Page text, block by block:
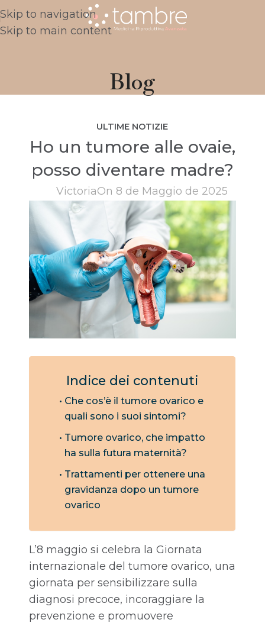
Skip to navigation
Skip to main content
Blog
ULTIME NOTIZIE
Ho un tumore alle ovaie,
posso diventare madre?
VictoriaOn 8 de Maggio de 2025
Indice dei contenuti
Che cos’è il tumore ovarico e
quali sono i suoi sintomi?
Tumore ovarico, che impatto
ha sulla futura maternità?
Trattamenti per ottenere una
gravidanza dopo un tumore
ovarico
L’8 maggio si celebra la Giornata
internazionale del tumore ovarico, una
giornata per sensibilizzare sulla
diagnosi precoce, incoraggiare la
prevenzione e promuovere